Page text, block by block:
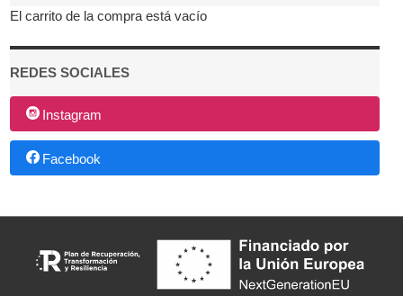
El carrito de la compra está vacío
REDES SOCIALES
Instagram
Facebook